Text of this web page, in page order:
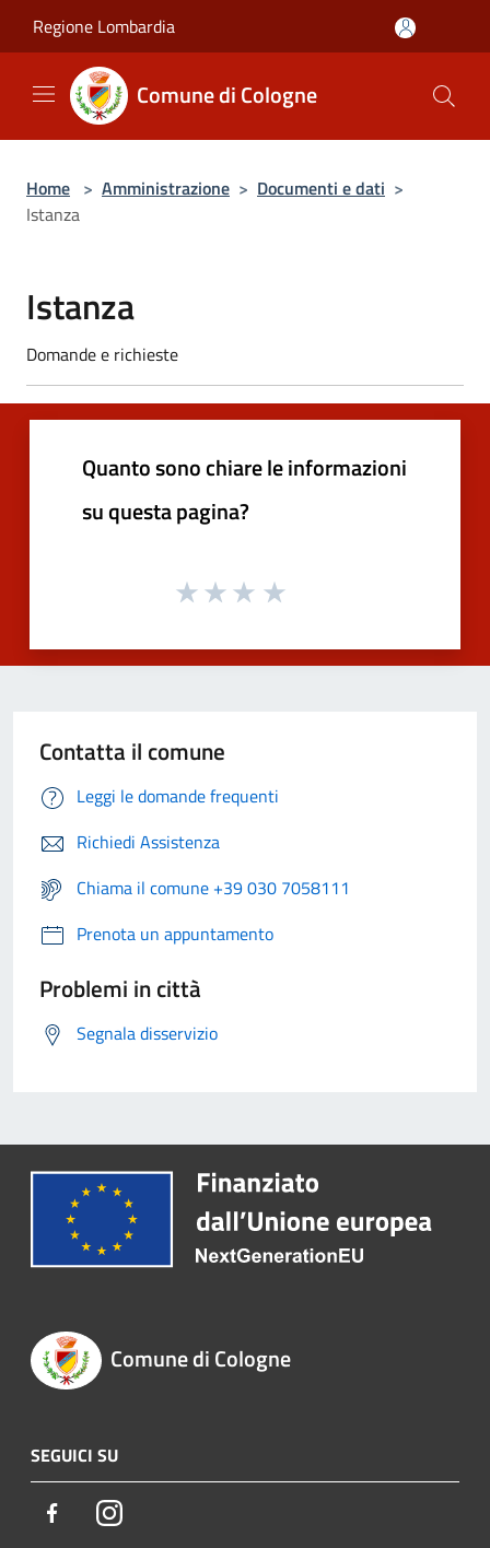
Regione Lombardia
Comune di Cologne
Home > Amministrazione > Documenti e dati >
Istanza
Istanza
Domande e richieste
Quanto sono chiare le informazioni
su questa pagina?
Contatta il comune
Leggi le domande frequenti
Richiedi Assistenza
Chiama il comune +39 030 7058111
Prenota un appuntamento
Problemi in città
Segnala disservizio
Comune di Cologne
SEGUICI SU
FacebookInstagram